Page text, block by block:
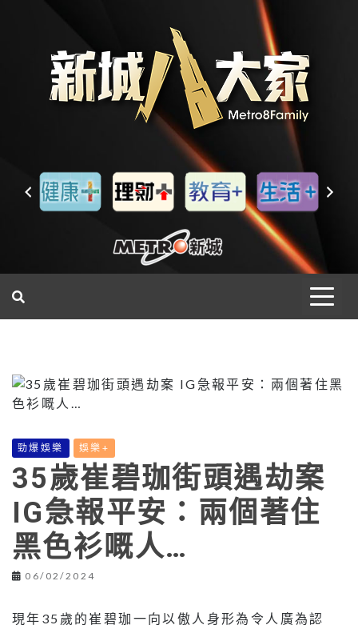
勁爆娛樂 娛樂+
35歲崔碧珈街頭遇劫案
IG急報平安：兩個著住
黑色衫嘅人…
06/02/2024
現年35歲的崔碧珈一向以傲人身形為令人廣為認